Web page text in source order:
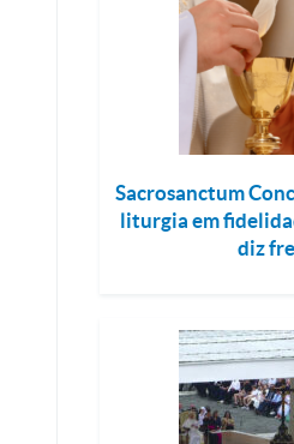
Sacrosanctum
liturgia em
diz